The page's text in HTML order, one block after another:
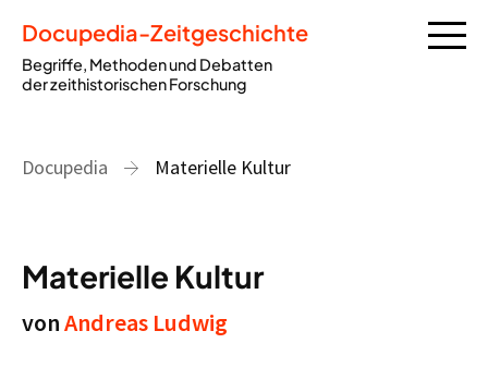
Docupedia-Zeitgeschichte
Begriffe, Methoden und Debatten
der zeithistorischen Forschung
Docupedia Materielle Kultur
Materielle Kultur
vonAndreas Ludwig